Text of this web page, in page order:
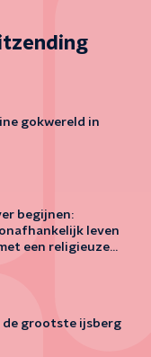
gokwereld in
begijnen:
leven
een religieuze
de grootste ijsberg